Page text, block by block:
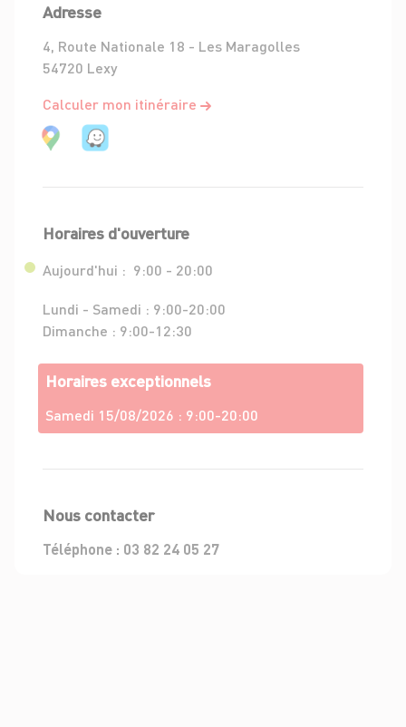
Adresse
4, Route Nationale 18 - Les Maragolles
54720 Lexy
Calculer mon itinéraire
Horaires d'ouverture
Aujourd'hui : 9:00 - 20:00
Lundi - Samedi : 9:00-20:00
Dimanche : 9:00-12:30
Horaires exceptionnels
Samedi 15/08/2026 : 9:00-20:00
Nous contacter
Téléphone : 03 82 24 05 27